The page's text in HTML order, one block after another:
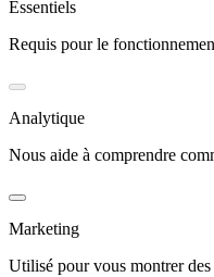
Essentiels
Requis pour le
Analytique
Nous aide à comprendre
Marketing
Utilisé pour vous montrer